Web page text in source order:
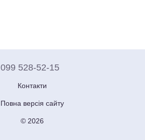
099 528-52-15
Контакти
Повна версія сайту
© 2026